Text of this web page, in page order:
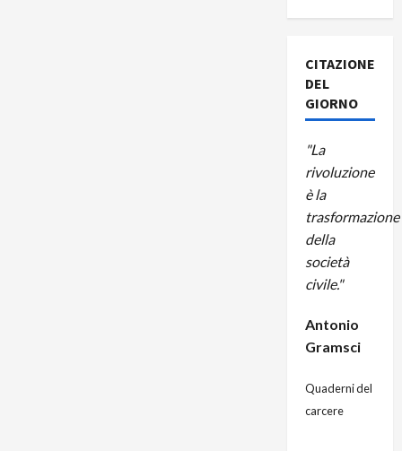
CITAZIONE
DEL
GIORNO
"La
rivoluzione
è la
trasformazione
della
società
civile."
Antonio
Gramsci
Quaderni del
carcere